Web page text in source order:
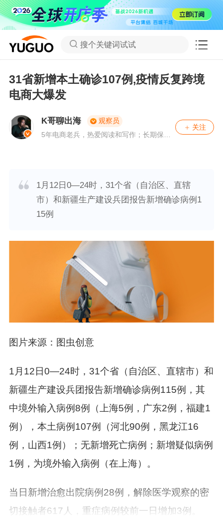
搜个关键词试试
31省新增本土确诊107例,疫情反复跨境
电商大爆发
K哥聊出海
观察员
5年电商老兵，热爱阅读和写作；长期保持
关注
1月12日0—24时，31个省（自治区、直辖
市）和新疆生产建设兵团报告新增确诊病例1
15例
图片来源：图虫创意
1月12日0—24时，31个省（自治区、直辖市）和
新疆生产建设兵团报告新增确诊病例115例，其
中境外输入病例8例（上海5例，广东2例，福建1
例），本土病例107例（河北90例，黑龙江16
例，山西1例）；无新增死亡病例；新增疑似病例
1例，为境外输入病例（在上海）。
当日新增治愈出院病例28例，解除医学观察的密
切接触者617人，重症病例较前一日增加3例。